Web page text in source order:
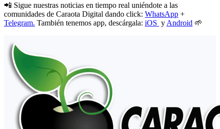
📲 Sigue nuestras noticias en tiempo real uniéndote a las
comunidades de Caraota Digital dando click: WhatsApp +
Telegram. También tenemos app, descárgala: iOS y Android 🌱